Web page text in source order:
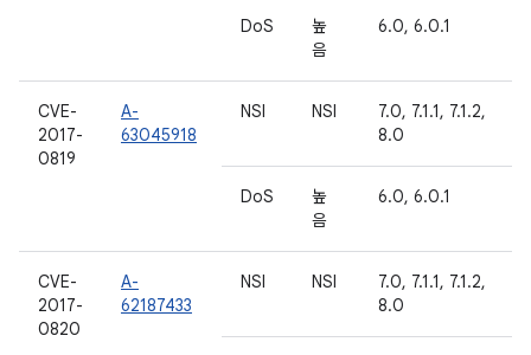
DoS
높
음
6.0, 6.0.1
CVE-
2017-
0819
A-
63045918
NSI NSI
7.0, 7.1.1, 7.1.2,
8.0
DoS
높
음
6.0, 6.0.1
CVE-
2017-
0820
A-
62187433
NSI NSI
7.0, 7.1.1, 7.1.2,
8.0